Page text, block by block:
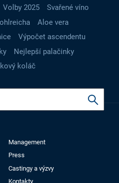
Volby 2025
Svařené víno
Aloe vera
Výpočet ascendentu
Nejlepší palačinky
koláč
Management
Press
Castingy a výzvy
Kontakty